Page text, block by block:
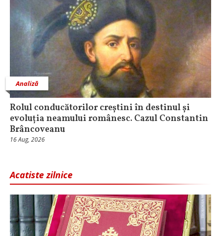
Analiză
Rolul conducătorilor creștini în destinul și
evoluția neamului românesc. Cazul Constantin
Brâncoveanu
16 Aug, 2026
Acatiste zilnice